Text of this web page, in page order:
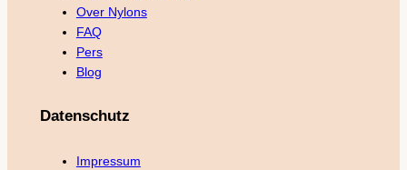
Over Nylons
FAQ
Pers
Blog
Datenschutz
Impressum